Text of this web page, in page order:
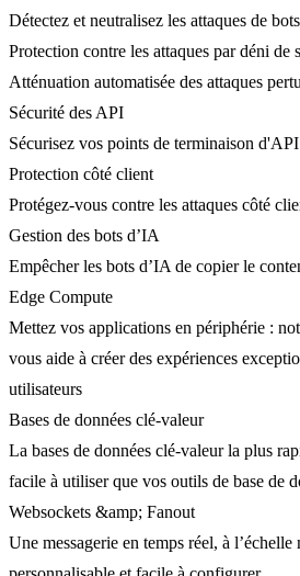
Détectez et neutralisez les attaques de bots
Protection contre les attaques par déni de
Atténuation automatisée des attaques
Sécurité des API
Sécurisez vos points de terminaison d'API
Protection côté client
Protégez-vous contre les attaques côté
Gestion des bots d’IA
Empêcher les bots d’IA de copier le
Edge Compute
Mettez vos applications en périphérie :
vous aide à créer des expériences
utilisateurs
Bases de données clé-valeur
La bases de données clé-valeur la plus
facile à utiliser que vos outils de base de
Websockets &amp; Fanout
Une messagerie en temps réel, à